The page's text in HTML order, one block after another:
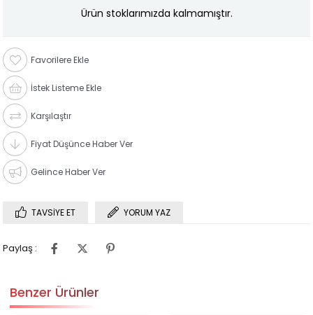
Ürün stoklarımızda kalmamıştır.
Favorilere Ekle
İstek Listeme Ekle
Karşılaştır
Fiyat Düşünce Haber Ver
Gelince Haber Ver
TAVSIYE ET YORUM YAZ
Paylaş :
Benzer Ürünler